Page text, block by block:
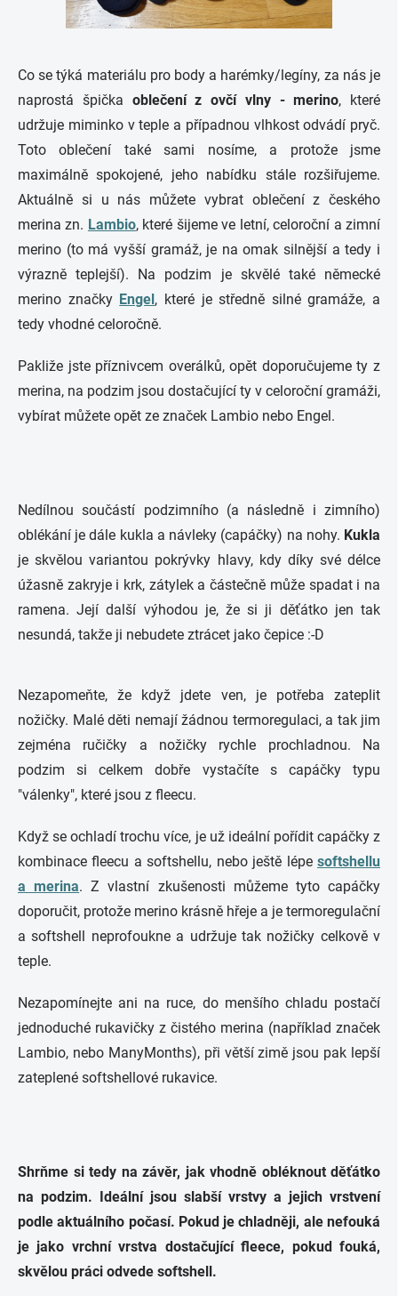
Co se týká materiálu pro body a harémky/legíny, za nás je
naprostá špička oblečení z ovčí vlny - merino, které
udržuje miminko v teple a případnou vlhkost odvádí pryč.
Toto oblečení také sami nosíme, a protože jsme
maximálně spokojené, jeho nabídku stále rozšiřujeme.
Aktuálně si u nás můžete vybrat oblečení z českého
merina zn. Lambio, které šijeme ve letní, celoroční a zimní
merino (to má vyšší gramáž, je na omak silnější a tedy i
výrazně teplejší). Na podzim je skvělé také německé
merino značky Engel, které je středně silné gramáže, a
tedy vhodné celoročně.
Pakliže jste příznivcem overálků, opět doporučujeme ty z
merina, na podzim jsou dostačující ty v celoroční gramáži,
vybírat můžete opět ze značek Lambio nebo Engel.
Nedílnou součástí podzimního (a následně i zimního)
oblékání je dále kukla a návleky (capáčky) na nohy. Kukla
je skvělou variantou pokrývky hlavy, kdy díky své délce
úžasně zakryje i krk, zátylek a částečně může spadat i na
ramena. Její další výhodou je, že si ji děťátko jen tak
nesundá, takže ji nebudete ztrácet jako čepice :-D
Nezapomeňte, že když jdete ven, je potřeba zateplit
nožičky. Malé děti nemají žádnou termoregulaci, a tak jim
zejména ručičky a nožičky rychle prochladnou. Na
podzim si celkem dobře vystačíte s capáčky typu
"válenky", které jsou z fleecu.
Když se ochladí trochu více, je už ideální pořídit capáčky z
kombinace fleecu a softshellu, nebo ještě lépe softshellu
a merina. Z vlastní zkušenosti můžeme tyto capáčky
doporučit, protože merino krásně hřeje a je termoregulační
a softshell neprofoukne a udržuje tak nožičky celkově v
teple.
Nezapomínejte ani na ruce, do menšího chladu postačí
jednoduché rukavičky z čistého merina (například značek
Lambio, nebo ManyMonths), při větší zimě jsou pak lepší
zateplené softshellové rukavice.
Shrňme si tedy na závěr, jak vhodně obléknout děťátko
na podzim. Ideální jsou slabší vrstvy a jejich vrstvení
podle aktuálního počasí. Pokud je chladněji, ale nefouká
je jako vrchní vrstva dostačující fleece, pokud fouká,
skvělou práci odvede softshell.